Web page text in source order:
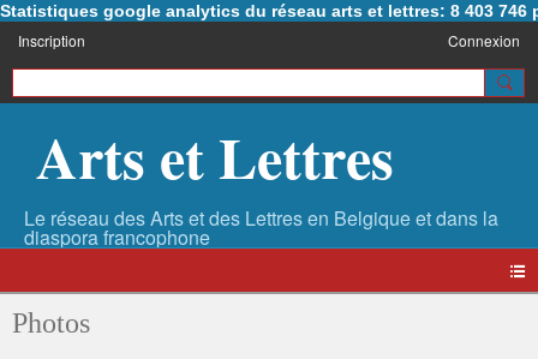
Statistiques google analytics du réseau arts et lettres: 8 403 746
Inscription Connexion
Arts et Lettres
Photos